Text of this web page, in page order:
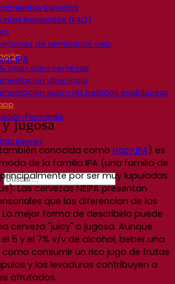
expertos
frecuentes (FAQ)
de seminarios web
Tricks para cervezas
vitivinícola
sobre las bebidas espirituosas
Fermentis
IPA
jugosa
conocida como Hazy IPA) es
de la familia IPA (una familia de
por ser muy lupuladas
Las cervezas NEIPA presentan
que las diferencian de las
La mejor forma de describirlo puede
cerveza "juicy" o jugosa. Aunque
5 y el 7% v/v de alcohol, beber una
como consumir un rico jugo de frutas
y las levaduras contribuyen a
afrutados.